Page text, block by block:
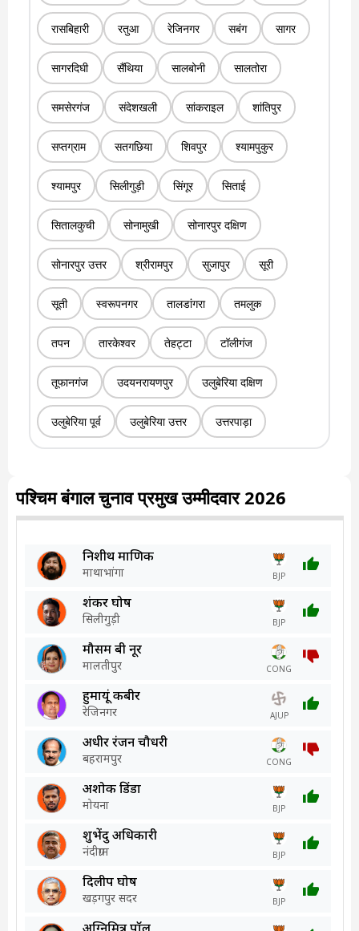
रासबिहारी रतुआ रेजिनगर सबंग सागर
सागरदिघी सैंथिया सालबोनी सालतोरा
समसेरगंज संदेशखली सांकराइल शांतिपुर
सप्तग्राम सतगछिया शिवपुर श्यामपुकुर
श्यामपुर सिलीगुड़ी सिंगूर सिताई
सितालकुची सोनामुखी सोनारपुर दक्षिण
सोनारपुर उत्तर श्रीरामपुर सुजापुर सूरी
सूती स्वरूपनगर तालडांगरा तमलुक
तपन तारकेश्वर तेहट्टा टॉलीगंज
तूफानगंज उदयनरायणपुर उलुबेरिया दक्षिण
उलुबेरिया पूर्व उलुबेरिया उत्तर उत्तरपाड़ा
पश्चिम बंगाल चुनाव प्रमुख उम्मीदवार 2026